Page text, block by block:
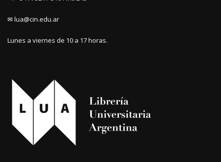
✉ lua@cin.edu.ar
Lunes a viernes de 10 a 17 horas.